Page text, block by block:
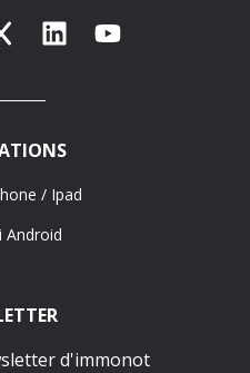
LinkedInYouTube
/ Ipad
Android
d'immonot